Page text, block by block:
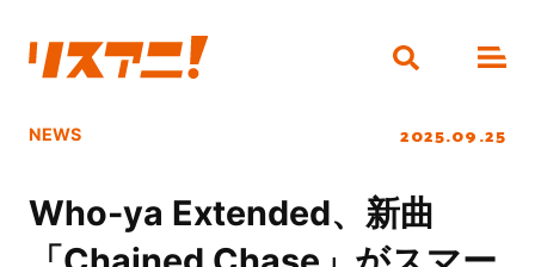
NEWS 2025.09.25
Who-ya Extended、新曲